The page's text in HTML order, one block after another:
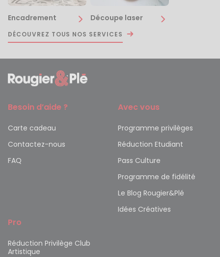
Encadrement Découpe laser
DÉCOUVREZ TOUS NOS SERVICES
Besoin d’aide ?
Carte cadeau
Contactez-nous
FAQ
Avec vous
Programme privilèges
Réduction Etudiant
Pass Culture
Programme de fidélité
Le Blog Rougier&Plé
Idées Créatives
Pro
Réduction Privilège Club
Artistique